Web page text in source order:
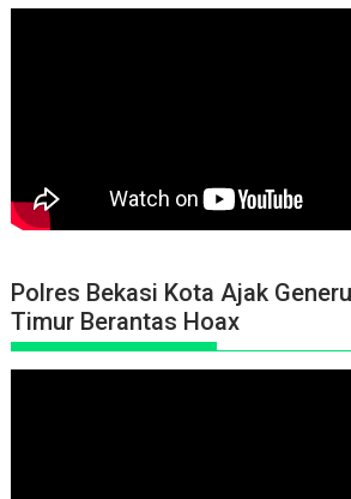
Polres Bekasi Kota Ajak
Timur Berantas Hoax